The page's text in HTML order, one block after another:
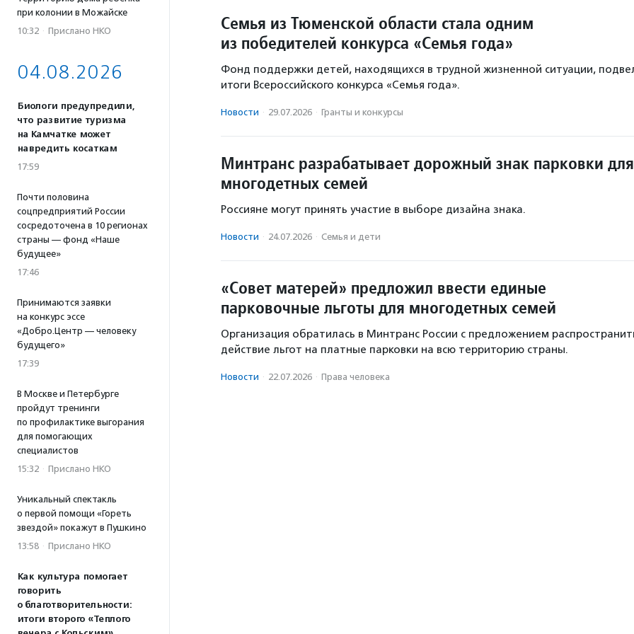
при колонии в Можайске
10:32 · Прислано НКО
04.08.2026
Биологи предупредили,
что развитие туризма
на Камчатке может
навредить косаткам
17:59
Почти половина
соцпредприятий России
сосредоточена в 10 регионах
страны — фонд «Наше
будущее»
17:46
Принимаются заявки
на конкурс эссе
«Добро.Центр — человеку
будущего»
17:39
В Москве и Петербурге
пройдут тренинги
по профилактике выгорания
для помогающих
специалистов
15:32 · Прислано НКО
Уникальный спектакль
о первой помощи «Гореть
звездой» покажут в Пушкино
13:58 · Прислано НКО
Как культура помогает
говорить
о благотворительности:
итоги второго «Теплого
Семья из Тюменской области стала одним
из победителей конкурса «Семья года»
Фонд поддержки детей, находящихся в трудной жизненной ситуации,
итоги Всероссийского конкурса «Семья года».
Новости · 29.07.2026 · Гранты и конкурсы
Минтранс разрабатывает дорожный знак парковки для
многодетных семей
Россияне могут принять участие в выборе дизайна знака.
Новости · 24.07.2026 · Семья и дети
«Совет матерей» предложил ввести единые
парковочные льготы для многодетных семей
Организация обратилась в Минтранс России с предложением
действие льгот на платные парковки на всю территорию страны.
Новости · 22.07.2026 · Права человека